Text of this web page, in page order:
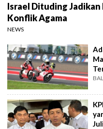
Israel Dituding Jadikan
Konflik Agama
NEWS